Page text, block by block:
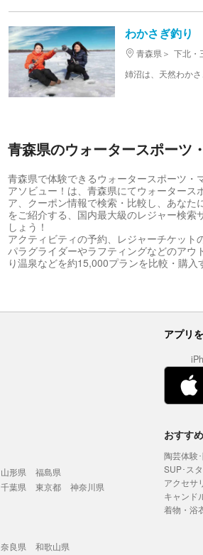
わかさぎ釣り
青森県 下北・
青森県のウォータースポーツ
青森県で体験できるウォータースポーツ・
アソビュー！は、青森県にてウォーター
ア、クーポン情報で検索・比較し、あな
をご紹介する、国内最大級のレジャー検
しょう！
アクティビティの予約、レジャーチケット
パラグライダーやラフティングなどのア
り温泉などを約15,000プランを比較・購入
アプリ
山形県
福島県
千葉県 東京都
神奈川県
奈良県
和歌山県
おすす
陶芸体験
SUP･ス
アクセサ
キャンド
着物・浴